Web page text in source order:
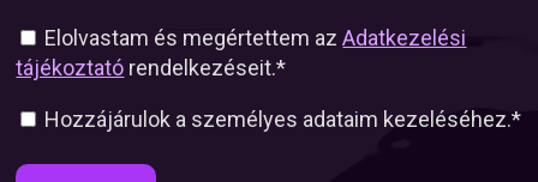
Elolvastam és megértettem azAdatkezelési
tájékoztató rendelkezéseit.*
Hozzájárulok a személyes adataim kezeléséhez.*